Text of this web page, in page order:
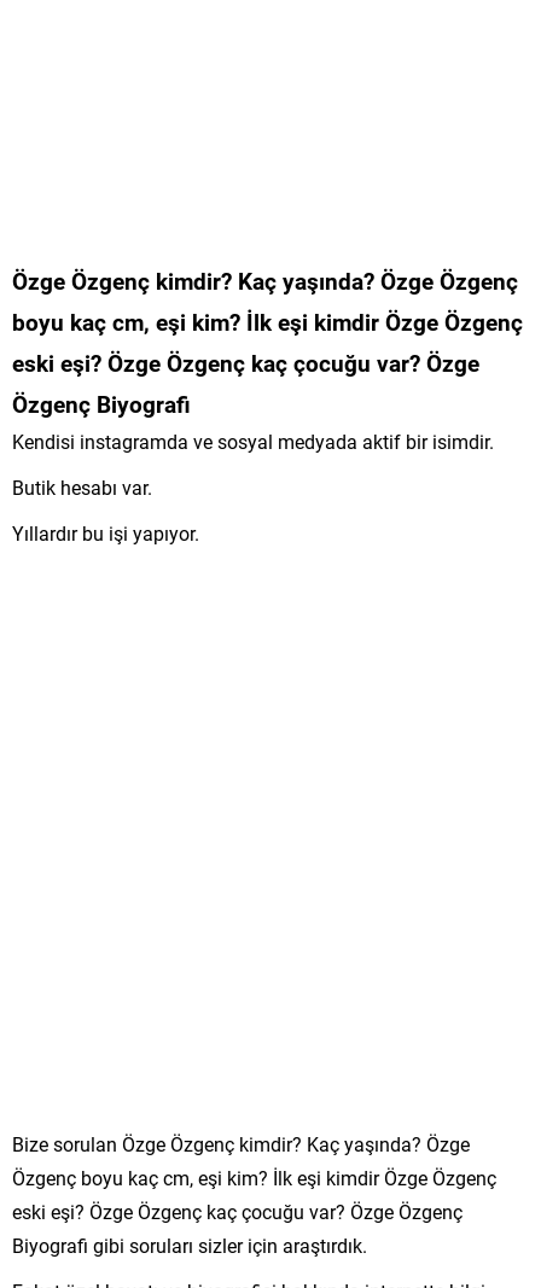
Özge Özgenç kimdir? Kaç yaşında? Özge Özgenç
boyu kaç cm, eşi kim? İlk eşi kimdir Özge Özgenç
eski eşi? Özge Özgenç kaç çocuğu var? Özge
Özgenç Biyografi
Kendisi instagramda ve sosyal medyada aktif bir isimdir.
Butik hesabı var.
Yıllardır bu işi yapıyor.
Bize sorulan Özge Özgenç kimdir? Kaç yaşında? Özge
Özgenç boyu kaç cm, eşi kim? İlk eşi kimdir Özge Özgenç
eski eşi? Özge Özgenç kaç çocuğu var? Özge Özgenç
Biyografi gibi soruları sizler için araştırdık.